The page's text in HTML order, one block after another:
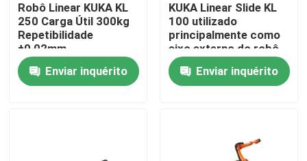
Para casa
Robô Linear KUKA KL
250 Carga Útil 300kg
Repetibilidade
±0,02mm
Enviar inquérito
KUKA Linear Slide KL
100 utilizado
principalmente como
eixo externo do robô
Enviar inquérito